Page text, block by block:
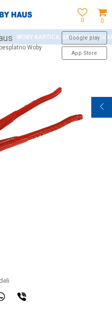
0
0
Woby
Google play
App Store
NAGRAĐUJE SVAKU KUPOVINU!